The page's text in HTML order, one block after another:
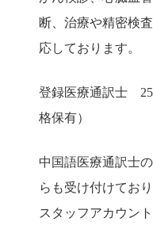
断、治療や精密検
応しております。
登録医療通訳士 25
格保有）
中国語医療通訳士
らも受け付けてお
スタッフアカウン